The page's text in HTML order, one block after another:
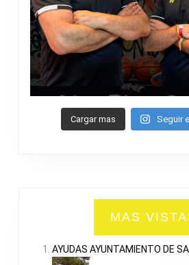
Cargar mas Seguir
MAS
AYUDAS AYUNTAMIENTO DE